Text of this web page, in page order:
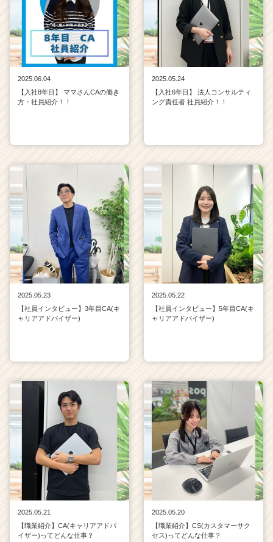
2025.06.04
【入社8年目】 ママさんCAの働き
方・社員紹介！！
2025.05.24
【入社6年目】 法人コンサルティ
ング責任者 社員紹介！！
2025.05.23
【社員インタビュー】3年目CA(キ
ャリアアドバイザー)
2025.05.22
【社員インタビュー】5年目CA(キ
ャリアアドバイザー)
2025.05.21
【職業紹介】CA(キャリアアドバ
イザー)ってどんな仕事？
2025.05.20
【職業紹介】CS(カスタマーサク
セス)ってどんな仕事？